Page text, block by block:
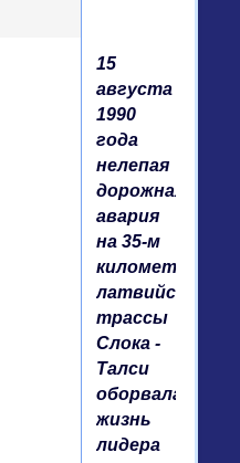
15
августа
1990
года
нелепая
дорожная
авария
на 35-м
километре
латвийской
трассы
Слока -
Талси
оборвала
жизнь
лидера